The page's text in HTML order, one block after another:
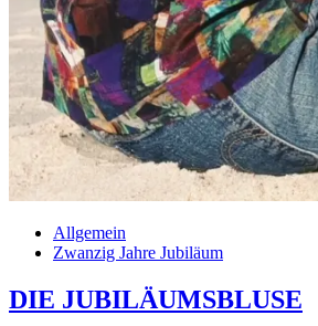
Allgemein
Zwanzig Jahre Jubiläum
DIE JUBILÄUMSBLUSE